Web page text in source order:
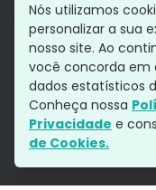
com a credibilidade
Grupo Aratu
Siga-nos
Nós utilizamos
personalizar a sua
nosso site. Ao
você concorda em
dados estatísticos
Conheça nossa
Privacidade e
de Cookies.